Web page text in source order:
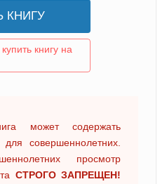
КНИГУ
книгу на
может содержать
для совершеннолетних.
просмотр
СТРОГО ЗАПРЕЩЕН!